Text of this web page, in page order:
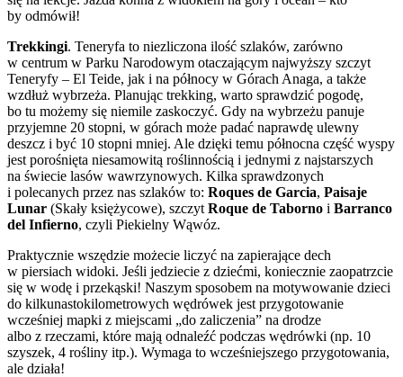
by odmówił!
Trekkingi. Teneryfa to niezliczona ilość szlaków, zarówno
w centrum w Parku Narodowym otaczającym najwyższy szczyt
Teneryfy – El Teide, jak i na północy w Górach Anaga, a także
wzdłuż wybrzeża. Planując trekking, warto sprawdzić pogodę,
bo tu możemy się niemile zaskoczyć. Gdy na wybrzeżu panuje
przyjemne 20 stopni, w górach może padać naprawdę ulewny
deszcz i być 10 stopni mniej. Ale dzięki temu północna część wyspy
jest porośnięta niesamowitą roślinnością i jednymi z najstarszych
na świecie lasów wawrzynowych. Kilka sprawdzonych
i polecanych przez nas szlaków to: Roques de Garcia, Paisaje
Lunar (Skały księżycowe), szczyt Roque de Taborno i Barranco
del Infierno, czyli Piekielny Wąwóz.
Praktycznie wszędzie możecie liczyć na zapierające dech
w piersiach widoki. Jeśli jedziecie z dziećmi, koniecznie zaopatrzcie
się w wodę i przekąski! Naszym sposobem na motywowanie dzieci
do kilkunastokilometrowych wędrówek jest przygotowanie
wcześniej mapki z miejscami „do zaliczenia” na drodze
albo z rzeczami, które mają odnaleźć podczas wędrówki (np. 10
szyszek, 4 rośliny itp.). Wymaga to wcześniejszego przygotowania,
ale działa!